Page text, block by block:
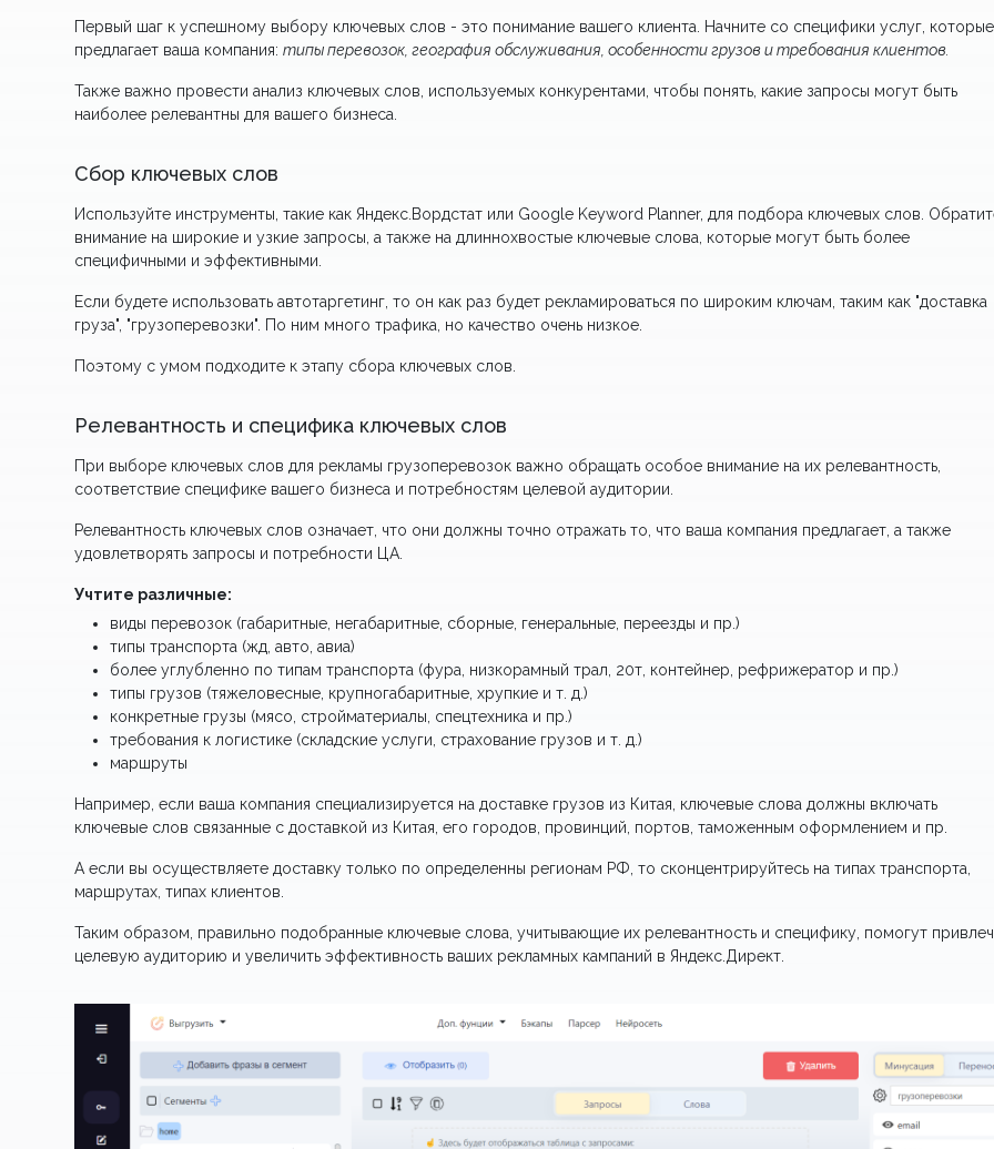
Первый шаг к успешному выбору ключевых слов - это понимание вашего клиента. Начните со специфики услуг, которые
предлагает ваша компания:типы перевозок, география обслуживания, особенности грузов и требования клиентов.
Также важно провести анализ ключевых слов, используемых конкурентами, чтобы понять, какие запросы могут быть
наиболее релевантны для вашего бизнеса.
Сбор ключевых слов
Используйте инструменты, такие как Яндекс.Вордстат или Google Keyword Planner, для подбора ключевых слов.
внимание на широкие и узкие запросы, а также на длиннохвостые ключевые слова, которые могут быть более
специфичными и эффективными.
Если будете использовать автотаргетинг, то он как раз будет рекламироваться по широким ключам, таким как "доставка
груза", "грузоперевозки". По ним много трафика, но качество очень низкое.
Поэтому с умом подходите к этапу сбора ключевых слов.
Релевантность и специфика ключевых слов
При выборе ключевых слов для рекламы грузоперевозок важно обращать особое внимание на их релевантность,
соответствие специфике вашего бизнеса и потребностям целевой аудитории.
Релевантность ключевых слов означает, что они должны точно отражать то, что ваша компания предлагает, а также
удовлетворять запросы и потребности ЦА.
Учтите различные:
виды перевозок (габаритные, негабаритные, сборные, генеральные, переезды и пр.)
типы транспорта (жд, авто, авиа)
более углубленно по типам транспорта (фура, низкорамный трал, 20т, контейнер, рефрижератор и пр.)
типы грузов (тяжеловесные, крупногабаритные, хрупкие и т. д.)
конкретные грузы (мясо, стройматериалы, спецтехника и пр.)
требования к логистике (складские услуги, страхование грузов и т. д.)
маршруты
Например, если ваша компания специализируется на доставке грузов из Китая, ключевые слова должны включать
ключевые слов связанные с доставкой из Китая, его городов, провинций, портов, таможенным оформлением и пр.
А если вы осуществляете доставку только по определенны регионам РФ, то сконцентрируйтесь на типах транспорта,
маршрутах, типах клиентов.
Таким образом, правильно подобранные ключевые слова, учитывающие их релевантность и специфику, помогут
целевую аудиторию и увеличить эффективность ваших рекламных кампаний в Яндекс.Директ.